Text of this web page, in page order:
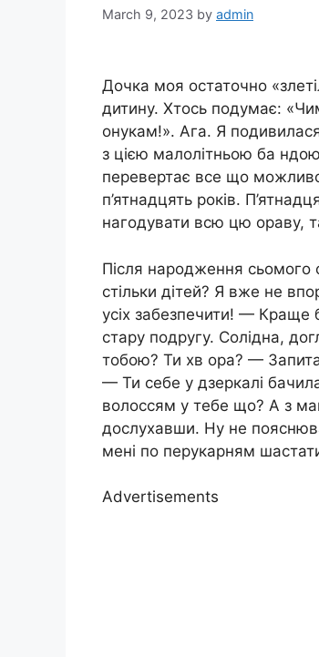
March 9, 2023 by admin
Дочка моя остаточно
дитину. Хтось подумає:
онукам!». Ага. Я
з цією малолітньою ба
перевертає все що
п’ятнадцять років.
нагодувати всю цю ораву,
Після народження сьомого
стільки дітей? Я вже не
усіх забезпечити! — Краще
стару подругу. Солідна,
тобою? Ти хв ора? —
— Ти себе у дзеркалі
волоссям у тебе що? А з
дослухавши. Ну не
мені по перукарням
Advertisements